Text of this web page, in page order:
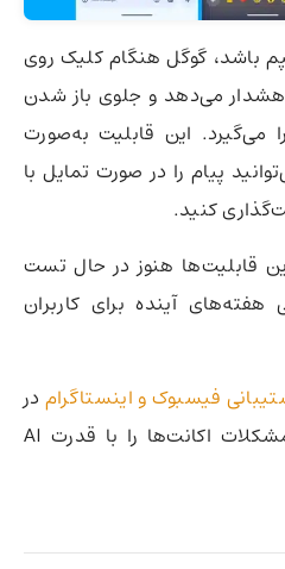
باشد، گوگل هنگام کلیک روی
می‌دهد و جلوی باز شدن
می‌گیرد. این قابلیت به‌صورت
پیام را در صورت تمایل با
کنید.
قابلیت‌ها هنوز در حال تست
آینده برای کاربران
فیسبوک و اینستاگرام در
یک مرکز واحد، قصد دارد مشکلات اکانت‌ها را با قدرت AI